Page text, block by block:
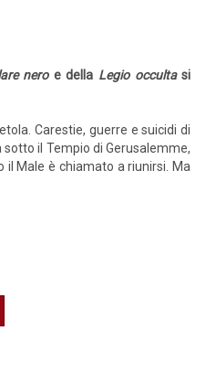
neroe della Legio occultasi
Carestie, guerre e suicidi di
il Tempio di Gerusalemme,
Male è chiamato a riunirsi. Ma